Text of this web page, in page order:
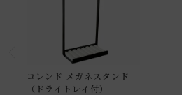
小型商品の日時・時間指定について
お届け時間帯(大型以外) は、
申し訳ございませんが、具体的な
コレンド メガネスタンド
（ドライトレイ付）